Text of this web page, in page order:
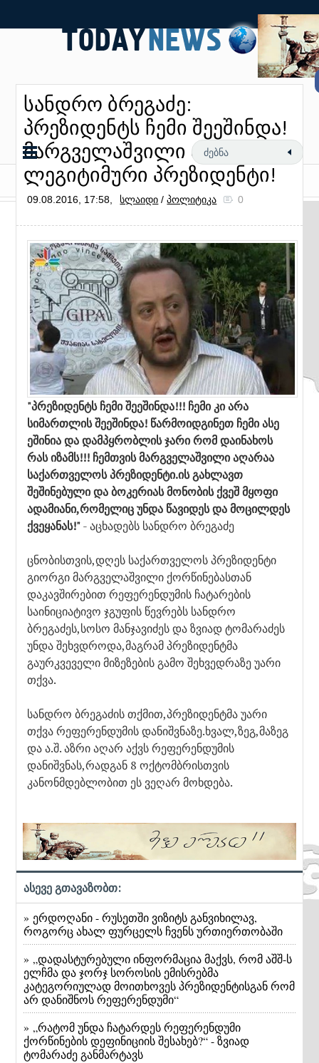
სანდრო ბრეგაძე:
პრეზიდენტს ჩემი შეეშინდა!
მარგველაშვილი აღარ არის
ლეგიტიმური პრეზიდენტი!
09.08.2016, 17:58, სლაიდი /პოლიტიკა 0
"პრეზიდენტს ჩემი შეეშინდა!!! ჩემი კი არა
სიმართლის შეეშინდა! წარმოიდგინეთ ჩემი ასე
ეშინია და დამპყრობლის ჯარი რომ დაინახოს
რას იზამს!!! ჩემთვის მარგველაშვილი აღარაა
საქართველოს პრეზიდენტი.ის გახლავთ
შეშინებული და ბოკერიას მონობის ქვეშ მყოფი
ადამიანი,რომელიც უნდა წავიდეს და მოცილდეს
ქვეყანას!"- აცხადებს სანდრო ბრეგაძე
ცნობისთვის,დღეს საქართველოს პრეზიდენტი
გიორგი მარგველაშვილი ქორწინებასთან
დაკავშირებით რეფერენდუმის ჩატარების
საინიციატივო ჯგუფის წევრებს სანდრო
ბრეგაძეს,სოსო მანჯავიძეს და ზვიად ტომარაძეს
უნდა შეხვდროდა,მაგრამ პრეზიდენტმა
გაურკვეველი მიზეზების გამო შეხვედრაზე უარი
თქვა.
სანდრო ბრეგაძის თქმით,პრეზიდენტმა უარი
თქვა რეფერენდუმის დანიშვნაზე.ხვალ,ზეგ,მაზეგ
და ა.შ. აზრი აღარ აქვს რეფერენდუმის
დანიშვნას,რადგან 8 ოქტომბრისთვის
კანონმდებლობით ეს ვეღარ მოხდება.
ასევე გთავაზობთ:
» ერდოღანი - რუსეთში ვიზიტს განვიხილავ,
როგორც ახალ ფურცელს ჩვენს ურთიერთობაში
» „დადასტურებული ინფორმაცია მაქვს, რომ აშშ-ს
ელჩმა და ჯორჯ სოროსის ემისრებმა
კატეგორიულად მოითხოვეს პრეზიდენტისგან რომ
არ დანიშნოს რეფერენდუმი“
» „რატომ უნდა ჩატარდეს რეფერენდუმი
ქორწინების დეფინიციის შესახებ?“ - ზვიად
ტომარაძე განმარტავს